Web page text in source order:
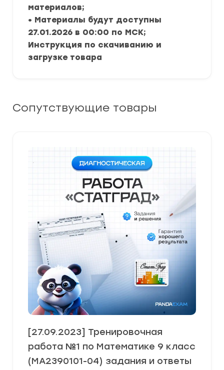
материалов;
• Материалы будут доступны
27.01.2026 в 00:00 по МСК;
Инструкция по скачиванию и
загрузке товара
Сопутствующие товары
[27.09.2023] Тренировочная
работа №1 по Математике 9 класс
(МА2390101-04) задания и ответы